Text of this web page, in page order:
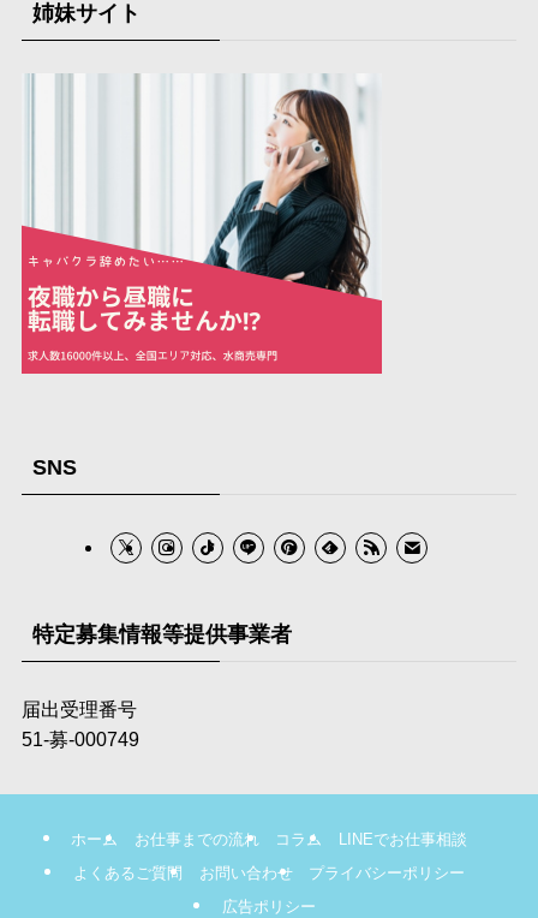
姉妹サイト
SNS
特定募集情報等提供事業者
届出受理番号
51-募‐000749
ホーム お仕事までの流れ コラム
LINEでお仕事相談
よくあるご質問
お問い合わせ
プライバシーポリシー
広告ポリシー